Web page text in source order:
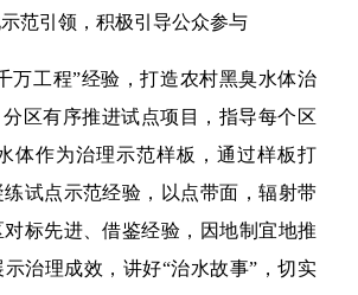
示范引领，积极引导公众参与
万工程”经验，打造农村黑臭水体治
区有序推进试点项目，指导每个区
体作为治理示范样板，通过样板打
试点示范经验，以点带面，辐射带
标先进、借鉴经验，因地制宜地推
治理成效，讲好“治水故事”，切实